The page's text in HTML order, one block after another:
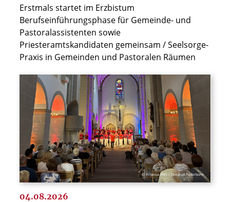
Erstmals startet im Erzbistum
Berufseinführungsphase für Gemeinde- und
Pastoralassistenten sowie
Priesteramtskandidaten gemeinsam / Seelsorge-
Praxis in Gemeinden und Pastoralen Räumen
© Rebecca Pohl / Dekanat Paderborn
04.08.2026